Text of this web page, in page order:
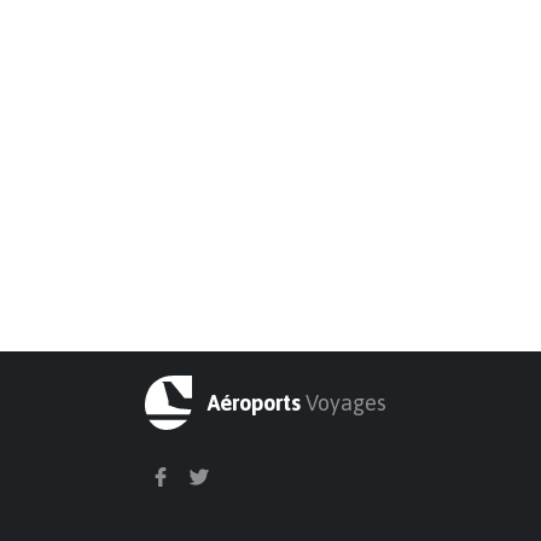
AéroportsVoyages